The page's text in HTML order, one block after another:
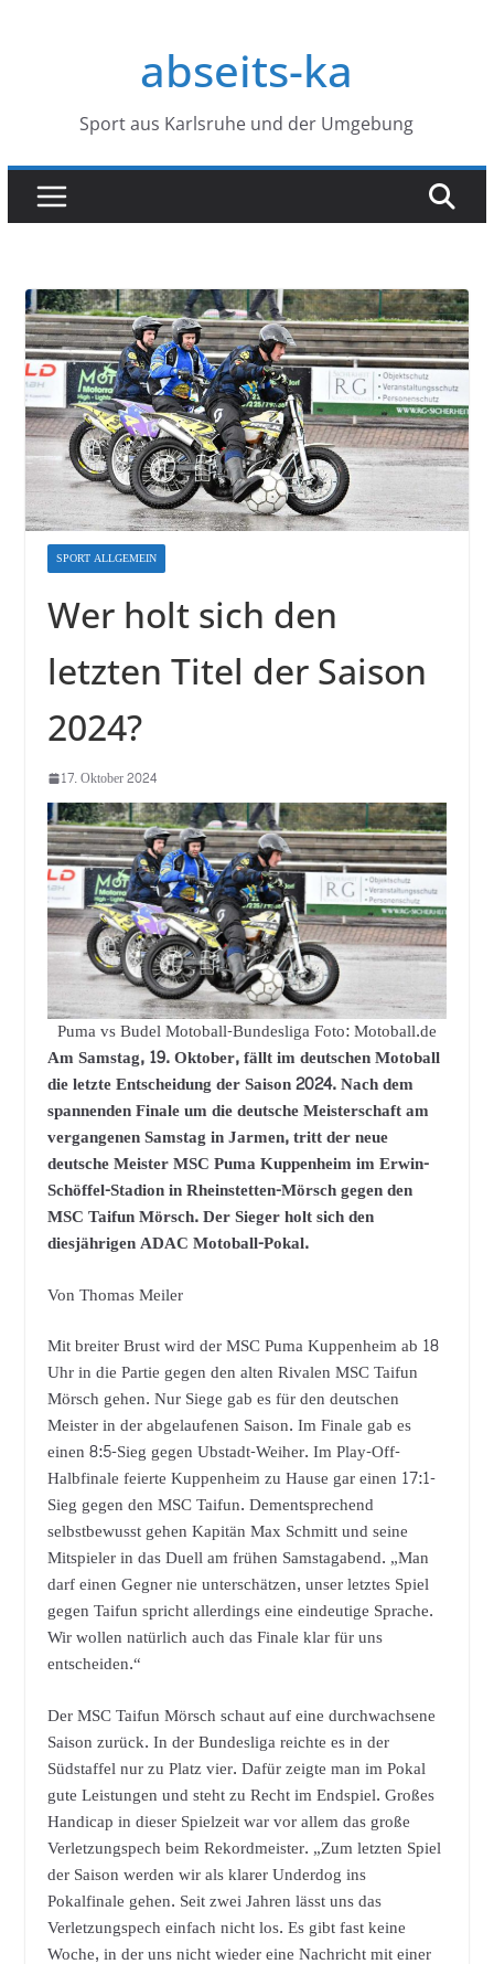
abseits-ka
Sport aus Karlsruhe und der Umgebung
SPORT ALLGEMEIN
Wer holt sich den
letzten Titel der Saison
2024?
17. Oktober 2024
Puma vs Budel Motoball-Bundesliga Foto: Motoball.de
Am Samstag, 19. Oktober, fällt im deutschen Motoball
die letzte Entscheidung der Saison 2024. Nach dem
spannenden Finale um die deutsche Meisterschaft am
vergangenen Samstag in Jarmen, tritt der neue
deutsche Meister MSC Puma Kuppenheim im Erwin-
Schöffel-Stadion in Rheinstetten-Mörsch gegen den
MSC Taifun Mörsch. Der Sieger holt sich den
diesjährigen ADAC Motoball-Pokal.
Von Thomas Meiler
Mit breiter Brust wird der MSC Puma Kuppenheim ab 18
Uhr in die Partie gegen den alten Rivalen MSC Taifun
Mörsch gehen. Nur Siege gab es für den deutschen
Meister in der abgelaufenen Saison. Im Finale gab es
einen 8:5-Sieg gegen Ubstadt-Weiher. Im Play-Off-
Halbfinale feierte Kuppenheim zu Hause gar einen 17:1-
Sieg gegen den MSC Taifun. Dementsprechend
selbstbewusst gehen Kapitän Max Schmitt und seine
Mitspieler in das Duell am frühen Samstagabend. „Man
darf einen Gegner nie unterschätzen, unser letztes Spiel
gegen Taifun spricht allerdings eine eindeutige Sprache.
Wir wollen natürlich auch das Finale klar für uns
entscheiden.“
Der MSC Taifun Mörsch schaut auf eine durchwachsene
Saison zurück. In der Bundesliga reichte es in der
Südstaffel nur zu Platz vier. Dafür zeigte man im Pokal
gute Leistungen und steht zu Recht im Endspiel. Großes
Handicap in dieser Spielzeit war vor allem das große
Verletzungspech beim Rekordmeister. „Zum letzten Spiel
der Saison werden wir als klarer Underdog ins
Pokalfinale gehen. Seit zwei Jahren lässt uns das
Verletzungspech einfach nicht los. Es gibt fast keine
Woche, in der uns nicht wieder eine Nachricht mit einer